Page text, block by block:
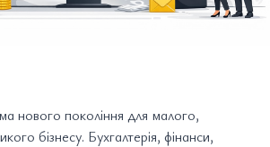
нового покоління для малого,
бізнесу. Бухгалтерія, фінанси,